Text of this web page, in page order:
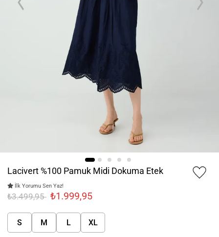
Lacivert %100 Pamuk Midi Dokuma Etek
İlk Yorumu Sen Yaz!
₺3.499,95 ₺1.999,95
S M L XL